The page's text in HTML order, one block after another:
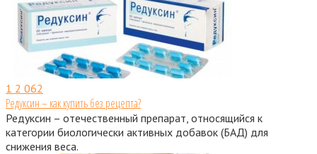
1 2 062
Редуксин – как купить без рецепта?
Редуксин – отечественный препарат, относящийся к
категории биологически активных добавок (БАД) для
снижения веса.